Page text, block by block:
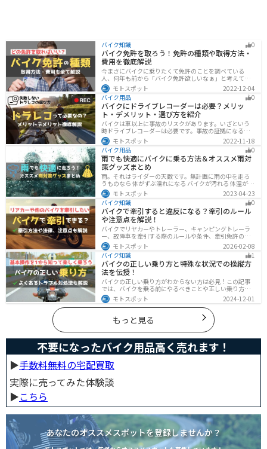
バイク知識 0
バイク免許を取ろう！免許の種類や取得方法・
費用を徹底解説
今まさにバイクに乗りたくて免許のことを調べている
人、何年も前から「バイク免許欲しいなぁ」と考えてい
るうちに時間ばかりが経っている人。そんな人々に役立
つ情報を分かりやすくまとめました。バイク免許の種類
や、免許を取るための方法や必要な費用・日数などにつ
いて解説します。
モトスポット
2022-12-04
バイク用品
0
バイクにドライブレコーダーは必要？メリッ
ト・デメリット・選び方を紹介
バイクは車以上に事故のリスクがあります。いざという
時ドライブレコーダーは必要です。事故の証拠になるの
はもちろん、ツーリングの記録など多数のメリットがあ
ります。ドライブレコーダーのメリットデメリット、選
び方についてまとめました。付けようか悩んでいる人は
参考にしてください。
モトスポット
2022-11-18
バイク用品
0
雨でも快適にバイクに乗る方法＆オススメ雨対
策グッズまとめ
雨。それはライダーの天敵です。無計画に雨の中を走ろ
うものなら 体がずぶ濡れになる バイクが汚れる 体温が奪
われて集中力が低下する 雨で視界が悪くなる 路面が濡れ
て滑りやすくなるなど、晴れの日にはないマイナス要素
が盛りだくさんでライダーに押し寄せてきます。そんな
雨の中を好んで走ろうなんて誰も考えていないはずです
が、どうしても避けられない場合もありますよね。この
記事では、レインウエアや防水バッグをはじめ、ライダ
ーや荷物を雨から守るための方法やグッズなどについて
紹介します。雨はライダーにとって非常に厄介なモノで
すが、バッチリと対策しておけば意外と快適に走れてし
まうものです
モトスポット
2023-04-23
バイク知識
0
バイクで牽引すると違反になる？牽引のルール
や注意点を解説！
バイクでリヤカーやトレーラー、キャンピングトレーラ
ー、故障車を牽引する際のルールや条件、牽引免許の有
無、速度制限、必要な装備をわかりやすく解説。メリッ
ト・デメリットや注意点も紹介し、安全にバイクの積載
力をアップする方法をまとめました。
モトスポット
2026-02-08
バイク知識
1
バイクの正しい乗り方と特殊な状況での操縦方
法を伝授！
バイクの正しい乗り方がわからない方は必見！この記事
では、バイクを乗る前にやるべきことや正しい乗り方、
トラブルと対処法を解説しています。実は、車と気をつ
ける部分はかなり異なるので注意が必要です。この記事
を読めば、安全で快適なバイクライフを送れます。
モトスポット 2024-12-01
もっと見る
不要になったバイク用品高く売れます！
▶︎手数料無料の宅配買取
実際に売ってみた体験談
▶︎こちら
あなたのオススメスポットを登録しませんか？